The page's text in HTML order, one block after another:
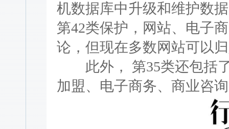
机数据库中升级和维护数
第42类保护，网站、电子
论，但现在多数网站可以
此外， 第35类还包括了
加盟、电子商务、商业咨